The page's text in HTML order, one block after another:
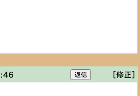
[修正]